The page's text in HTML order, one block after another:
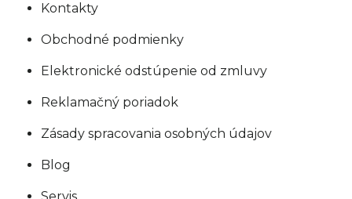
Kontakty
Obchodné podmienky
Elektronické odstúpenie od zmluvy
Reklamačný poriadok
Zásady spracovania osobných údajov
Blog